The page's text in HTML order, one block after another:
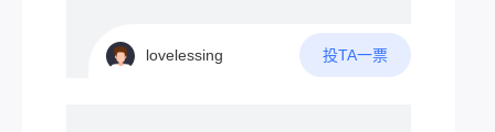
目，但是那几个都没有公开具体的硬件信息
以及源代码什么的，只是一些展示，并且
做其他事情，所以需要设计一款协助烧水的
装置，第一可以确保接地，不会触电，其次
就是多功能辅助方式，首先是温度设定功
lovelessing 投TA一票